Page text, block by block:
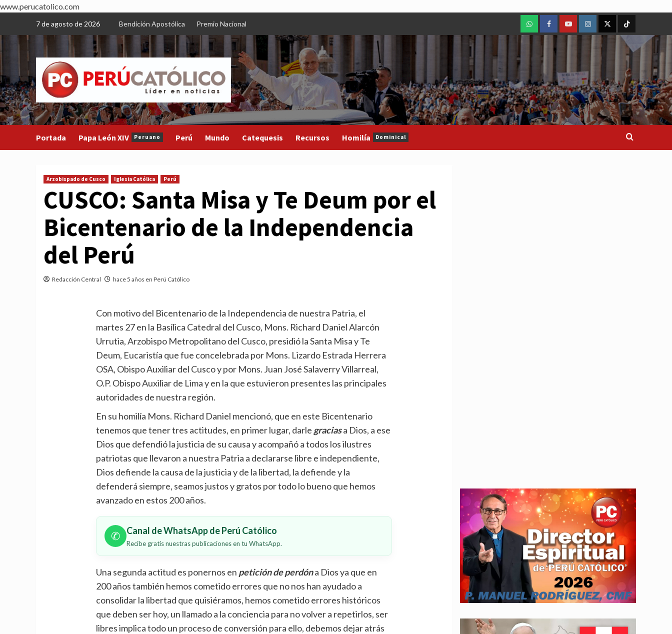
www.perucatolico.com
content
7 de agosto de 2026 Bendición Apostólica Premio Nacional
WhatsAppFacebookYoutubeInstagram
X TikTok
Portada Papa León XIV Peruano Perú Mundo Catequesis Recursos Homilía Dominical
Arzobispado de Cusco Iglesia Católica Perú
CUSCO: Santa Misa y Te Deum por el
Bicentenario de la Independencia
del Perú
Redacción Central hace 5 años en Perú Católico
Con motivo del Bicentenario de la Independencia de nuestra Patria, el
martes 27 en la Basílica Catedral del Cusco, Mons. Richard Daniel Alarcón
Urrutia, Arzobispo Metropolitano del Cusco, presidió la Santa Misa y Te
Deum, Eucaristía que fue concelebrada por Mons. Lizardo Estrada Herrera
OSA, Obispo Auxiliar del Cusco y por Mons. Juan José Salaverry Villarreal,
O.P. Obispo Auxiliar de Lima y en la que estuvieron presentes las principales
autoridades de nuestra región.
En su homilía Mons. Richard Daniel mencionó, que en este Bicentenario
tenemos que tener tres actitudes, en primer lugar, darle graciasa Dios, a ese
Dios que defendió la justicia de su causa y acompañó a todos los ilustres
patriotas que llevaron a nuestra Patria a declararse libre e independiente,
Dios defiende la causa de la justicia y de la libertad, la defiende y la
defenderá siempre, seamos justos y gratos por todo lo bueno que hemos
avanzado en estos 200 años.
✆ Canal de WhatsApp de Perú Católico
Recibe gratis nuestras publicaciones en tu WhatsApp.
Una segunda actitud es ponernos en petición de perdóna Dios ya que en
200 años también hemos cometido errores que no nos han ayudado a
consolidar la libertad que quisiéramos, hemos cometido errores históricos
que deben ser hoy, un llamado a la conciencia para no volver a repetirlos, ser
libres implica todo un proceso de conversión para ello, debemos dejar atrás